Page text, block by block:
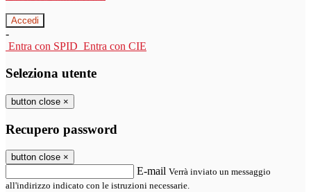
-
Entra con SPID Entra con CIE
Seleziona utente
button close ×
Recupero password
button close ×
E-mail Verrà inviato un messaggio
all'indirizzo indicato con le istruzioni necessarie.